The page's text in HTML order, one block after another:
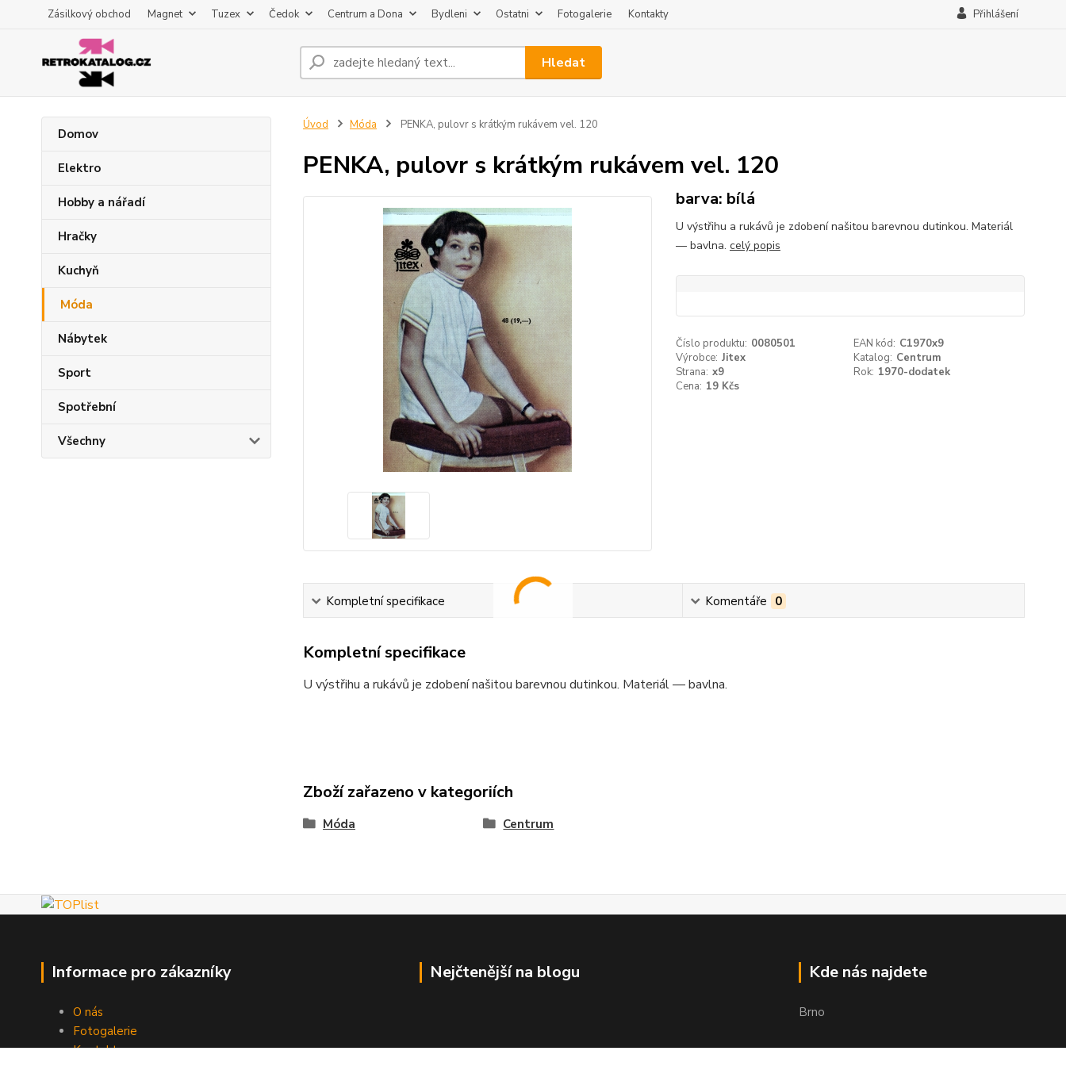
Zásilkový obchod Magnet Tuzex Čedok Centrum a Dona Bydleni Ostatni Fotogalerie Kontakty Přihlášení
Hledat
Domov
Elektro
Hobby a nářadí
Hračky
Kuchyň
Móda
Nábytek
Sport
Spotřební
Všechny
Úvod Móda PENKA, pulovr s krátkým rukávem vel. 120
PENKA, pulovr s krátkým rukávem vel. 120
barva: bílá
U výstřihu a rukávů je zdobení našitou barevnou dutinkou. Materiál
— bavlna. celý popis
Číslo produktu: 0080501 EAN kód: C1970x9
Výrobce: Jitex Katalog: Centrum
Strana: x9 Rok: 1970-dodatek
Cena: 19 Kčs
Kompletní specifikace Komentáře 0
Kompletní specifikace
U výstřihu a rukávů je zdobení našitou barevnou dutinkou. Materiál — bavlna.
Zboží zařazeno v kategoriích
Móda Centrum
Informace pro zákazníky
O nás
Fotogalerie
Kontakty
Nejčtenější na blogu Kde nás najdete
Brno